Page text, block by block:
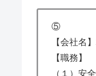
⑤
【会社名
【職務】
（１）安